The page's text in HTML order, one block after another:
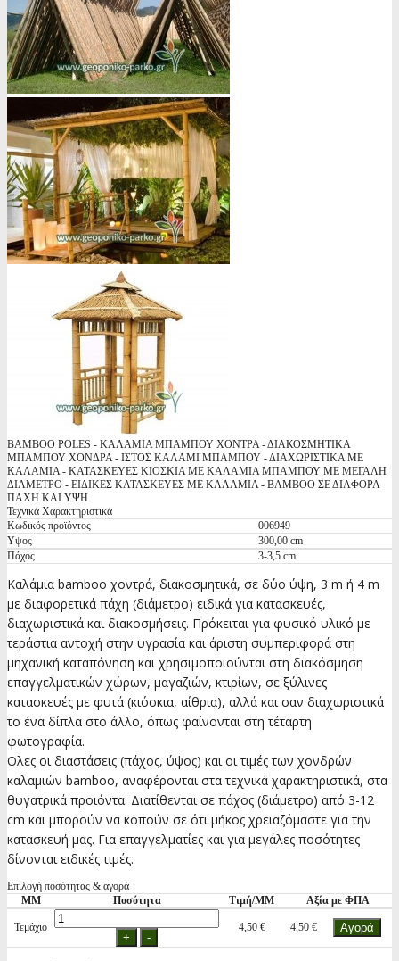
BAMBOO POLES - ΚΑΛΑΜΙΑ ΜΠΑΜΠΟΥ ΧΟΝΤΡΑ - ΔΙΑΚΟΣΜΗΤΙΚΑ
ΜΠΑΜΠΟΥ ΧΟΝΔΡΑ - ΙΣΤΟΣ ΚΑΛΑΜΙ ΜΠΑΜΠΟΥ - ΔΙΑΧΩΡΙΣΤΙΚΑ ΜΕ
ΚΑΛΑΜΙΑ - ΚΑΤΑΣΚΕΥΕΣ ΚΙΟΣΚΙΑ ΜΕ ΚΑΛΑΜΙΑ ΜΠΑΜΠΟΥ ΜΕ ΜΕΓΑΛΗ
ΔΙΑΜΕΤΡΟ - ΕΙΔΙΚΕΣ ΚΑΤΑΣΚΕΥΕΣ ΜΕ ΚΑΛΑΜΙΑ - BAMBOO ΣΕ ΔΙΑΦΟΡΑ
ΠΑΧΗ ΚΑΙ ΥΨΗ
Τεχνικά Χαρακτηριστικά
Κωδικός προϊόντος
006949
Υψος
300,00 cm
Πάχος
3-3,5 cm
Καλάμια bamboo χοντρά, διακοσμητικά, σε δύο ύψη, 3 m ή 4 m
με διαφορετικά πάχη (διάμετρο) ειδικά για κατασκευές,
διαχωριστικά και διακοσμήσεις. Πρόκειται για φυσικό υλικό με
τεράστια αντοχή στην υγρασία και άριστη συμπεριφορά στη
μηχανική καταπόνηση και χρησιμοποιούνται στη διακόσμηση
επαγγελματικών χώρων, μαγαζιών, κτιρίων, σε ξύλινες
κατασκευές με φυτά (κιόσκια, αίθρια), αλλά και σαν διαχωριστικά
το ένα δίπλα στο άλλο, όπως φαίνονται στη τέταρτη
φωτογραφία.
Ολες οι διαστάσεις (πάχος, ύψος) και οι τιμές των χονδρών
καλαμιών bamboo, αναφέρονται στα τεχνικά χαρακτηριστικά, στα
θυγατρικά προιόντα. Διατίθενται σε πάχος (διάμετρο) από 3-12
cm και μπορούν να κοπούν σε ότι μήκος χρειαζόμαστε για την
κατασκευή μας. Για επαγγελματίες και για μεγάλες ποσότητες
δίνονται ειδικές τιμές.
Επιλογή ποσότητας & αγορά
ΜΜ
Ποσότητα Τιμή/ΜΜ Αξία με ΦΠΑ
Τεμάχιο 4,50 € 4,50 €